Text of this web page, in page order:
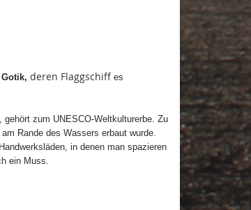
Gotik, deren Flaggschiffes
zum UNESCO-Weltkulturerbe. Zu
Rande des Wassers erbaut wurde.
in denen man spazieren
ein Muss.